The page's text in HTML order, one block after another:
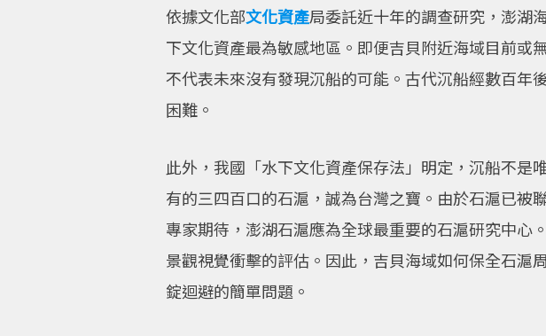
依據文化部文化資產局委託近十年的調查研究，澎湖
下文化資產最為敏感地區。即便吉貝附近海域目前
不代表未來沒有發現沉船的可能。古代沉船經數百年
困難。
此外，我國「水下文化資產保存法」明定，沉船不
有的三四百口的石滬，誠為台灣之寶。由於石滬已被
專家期待，澎湖石滬應為全球最重要的石滬研究中
景觀視覺衝擊的評估。因此，吉貝海域如何保全石
錠迴避的簡單問題。